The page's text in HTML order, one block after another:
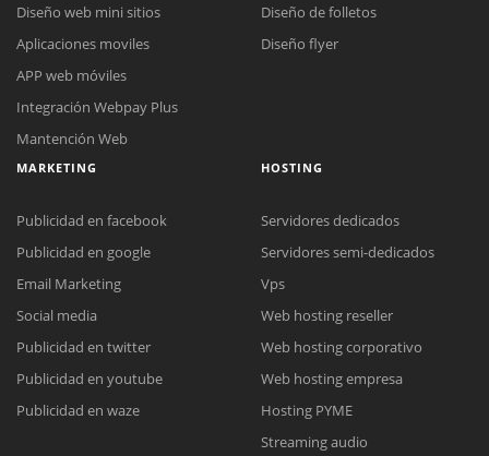
Reunión online
Meet para la reunión online.
Cotización
Chat Online
Todos nuestros ejecutivos están fuera de línea. Complete el formulario
Diseño web mini sitios
Aplicaciones moviles
APP web móviles
Integración Webpay Plus
Mantención Web
Diseño de folletos
Diseño flyer
MARKETING
Publicidad en facebook
Publicidad en google
Email Marketing
Social media
Publicidad en twitter
Publicidad en youtube
Publicidad en waze
HOSTING
Servidores dedicados
Servidores semi-dedicados
Vps
Web hosting reseller
Web hosting corporativo
Web hosting empresa
Hosting PYME
Streaming audio